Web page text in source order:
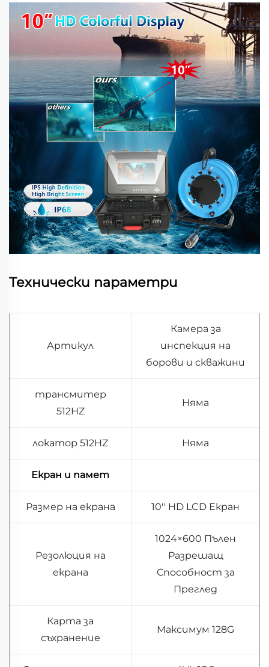
Технически параметри
Артикул
Камера за
инспекция на
борови и скважини
трансмитер
512HZ
Няма
локатор 512HZ Няма
Екран и памет
Размер на екрана 10'' HD LCD Екран
Резолюция на
екрана
1024×600 Пълен
Разрешащ
Способност за
Преглед
Карта за
съхранение
Максимум 128G